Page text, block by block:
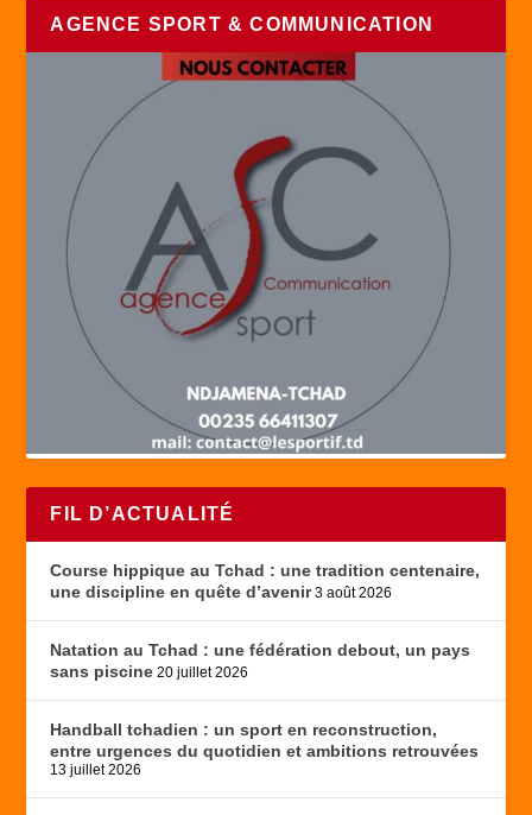
AGENCE SPORT & COMMUNICATION
FIL D’ACTUALITÉ
Course hippique au Tchad : une tradition centenaire,
une discipline en quête d’avenir 3 août 2026
Natation au Tchad : une fédération debout, un pays
sans piscine 20 juillet 2026
Handball tchadien : un sport en reconstruction,
entre urgences du quotidien et ambitions retrouvées
13 juillet 2026